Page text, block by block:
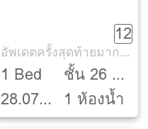
12
อัพเดตครั้งสุดท้ายมากกว่า 30 วัน
1 Bed
28.07
ตรม.
ชั้น 26 ตึก
A
1 ห้องน้ำ